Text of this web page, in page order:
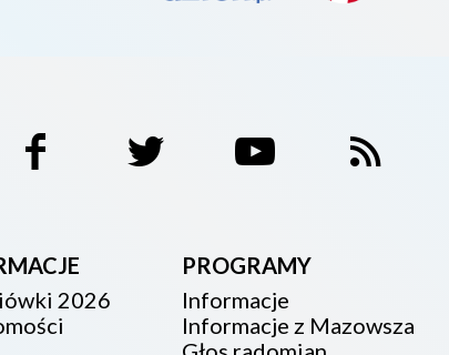
2026
PROGRAMY
Informacje
Informacje z Mazowsza